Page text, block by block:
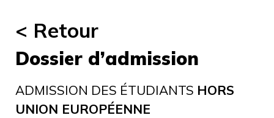
< Retour
Dossier d’admission
ADMISSION DES ÉTUDIANTS HORS
UNION EUROPÉENNE